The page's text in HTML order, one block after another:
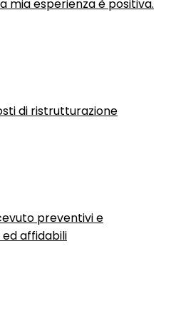
mia esperienza è positiva.
di ristrutturazione
preventivi e
affidabili